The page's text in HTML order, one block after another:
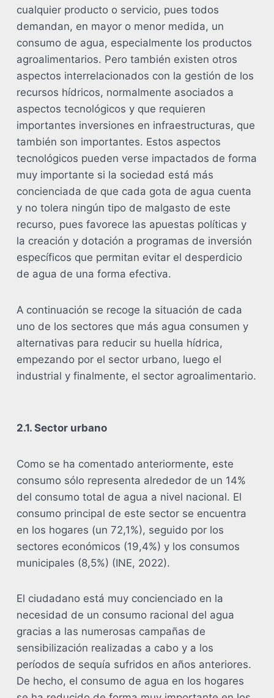
cualquier producto o servicio, pues todos
demandan, en mayor o menor medida, un
consumo de agua, especialmente los productos
agroalimentarios. Pero también existen otros
aspectos interrelacionados con la gestión de los
recursos hídricos, normalmente asociados a
aspectos tecnológicos y que requieren
importantes inversiones en infraestructuras, que
también son importantes. Estos aspectos
tecnológicos pueden verse impactados de forma
muy importante si la sociedad está más
concienciada de que cada gota de agua cuenta
y no tolera ningún tipo de malgasto de este
recurso, pues favorece las apuestas políticas y
la creación y dotación a programas de inversión
específicos que permitan evitar el desperdicio
de agua de una forma efectiva.
A continuación se recoge la situación de cada
uno de los sectores que más agua consumen y
alternativas para reducir su huella hídrica,
empezando por el sector urbano, luego el
industrial y finalmente, el sector agroalimentario.
2.1. Sector urbano
Como se ha comentado anteriormente, este
consumo sólo representa alrededor de un 14%
del consumo total de agua a nivel nacional. El
consumo principal de este sector se encuentra
en los hogares (un 72,1%), seguido por los
sectores económicos (19,4%) y los consumos
municipales (8,5%) (INE, 2022).
El ciudadano está muy concienciado en la
necesidad de un consumo racional del agua
gracias a las numerosas campañas de
sensibilización realizadas a cabo y a los
períodos de sequía sufridos en años anteriores.
De hecho, el consumo de agua en los hogares